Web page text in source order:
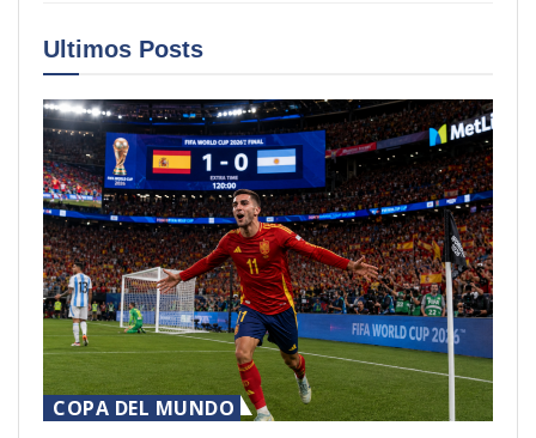
Ultimos Posts
COPA DEL MUNDO